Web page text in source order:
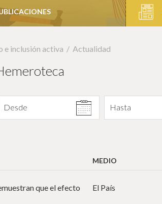
e inclusión activa Actualidad
por fecha
Desde Hasta
MEDIO
que el efecto
El País